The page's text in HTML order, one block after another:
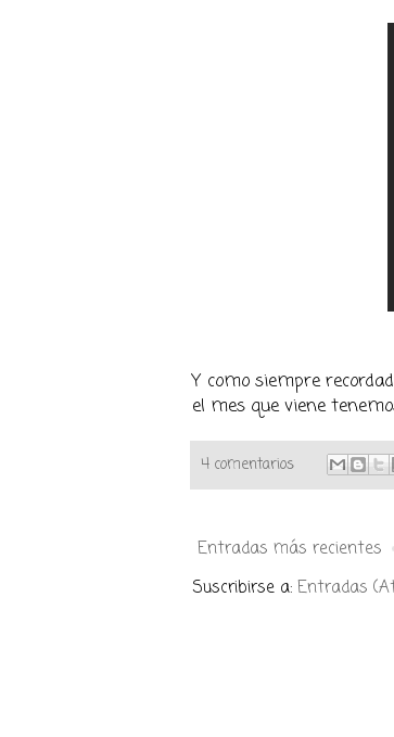
Y como siempre
el mes que viene
4 comentarios
Entradas más recientes
Suscribirse a: Entradas